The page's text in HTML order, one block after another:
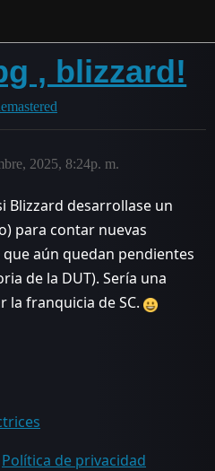
, blizzard!
2025, 8:24p. m.
Blizzard desarrollase un
para contar nuevas
aún quedan pendientes
de la DUT). Sería una
la franquicia de SC.
Política de privacidad